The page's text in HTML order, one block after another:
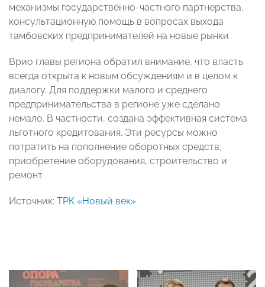
механизмы государственно-частного партнерства,
консультационную помощь в вопросах выхода
тамбовских предпринимателей на новые рынки.
Врио главы региона обратил внимание, что власть
всегда открыта к новым обсуждениям и в целом к
диалогу. Для поддержки малого и среднего
предпринимательства в регионе уже сделано
немало. В частности, создана эффективная система
льготного кредитования. Эти ресурсы можно
потратить на пополнение оборотных средств,
приобретение оборудования, строительство и
ремонт.
Источник: ТРК «Новый век»